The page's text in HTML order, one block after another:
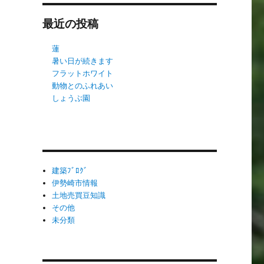
最近の投稿
蓮
暑い日が続きます
フラットホワイト
動物とのふれあい
しょうぶ園
建築ﾌﾞﾛｸﾞ
伊勢崎市情報
土地売買豆知識
その他
未分類